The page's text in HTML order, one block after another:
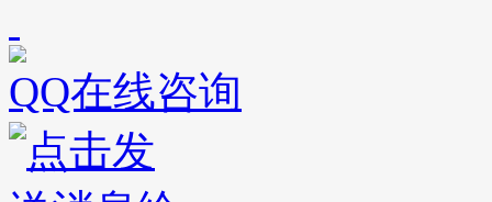
QQ在线咨询